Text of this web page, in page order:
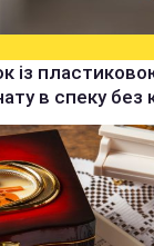
із
в спеку без